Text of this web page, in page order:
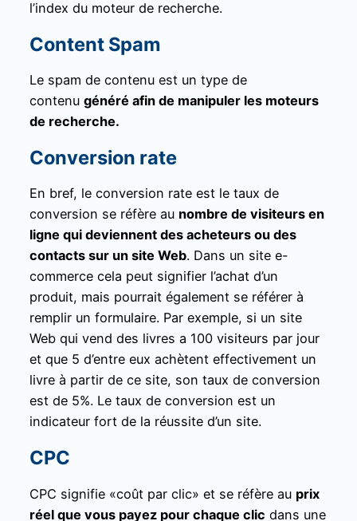
l’index du moteur de recherche.
Content Spam
Le spam de contenu est un type de
contenu généré afin de manipuler les moteurs
de recherche.
Conversion rate
En bref, le conversion rate est le taux de
conversion se réfère au nombre de visiteurs en
ligne qui deviennent des acheteurs ou des
contacts sur un site Web. Dans un site e-
commerce cela peut signifier l’achat d’un
produit, mais pourrait également se référer à
remplir un formulaire. Par exemple, si un site
Web qui vend des livres a 100 visiteurs par jour
et que 5 d’entre eux achètent effectivement un
livre à partir de ce site, son taux de conversion
est de 5%. Le taux de conversion est un
indicateur fort de la réussite d’un site.
CPC
CPC signifie «coût par clic» et se réfère au prix
réel que vous payez pour chaque clic dans une